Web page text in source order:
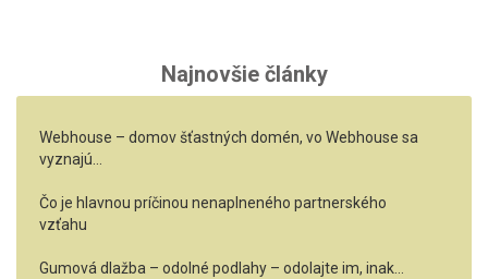
Najnovšie články
Webhouse – domov šťastných domén, vo Webhouse sa
vyznajú…
Čo je hlavnou príčinou nenaplneného partnerského
vzťahu
Gumová dlažba – odolné podlahy – odolajte im, inak…